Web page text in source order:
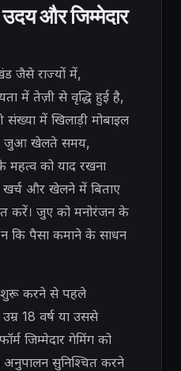
और जिम्मेदार
जैसे राज्यों में,
में तेज़ी से वृद्धि हुई है,
में खिलाड़ी मोबाइल
जुआ खेलते समय,
को याद रखना
और खेलने में बिताए
करें। जुए को मनोरंजन के
कि पैसा कमाने के साधन
शुरू करने से पहले
18 वर्ष या उससे
जिम्मेदार गेमिंग को
अनुपालन सुनिश्चित करने